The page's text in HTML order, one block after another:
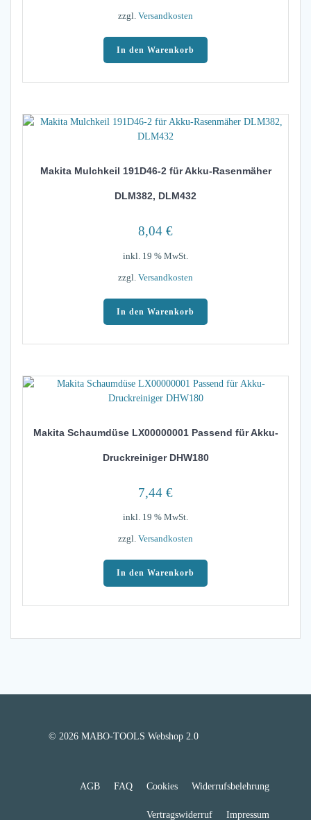
zzgl. Versandkosten
In den Warenkorb
Makita Mulchkeil 191D46-2 für Akku-Rasenmäher
DLM382, DLM432
8,04 €
inkl. 19 % MwSt.
zzgl. Versandkosten
In den Warenkorb
Makita Schaumdüse LX00000001 Passend für Akku-
Druckreiniger DHW180
7,44 €
inkl. 19 % MwSt.
zzgl. Versandkosten
In den Warenkorb
© 2026 MABO-TOOLS Webshop 2.0
AGB FAQ Cookies Widerrufsbelehrung
Vertragswiderruf Impressum